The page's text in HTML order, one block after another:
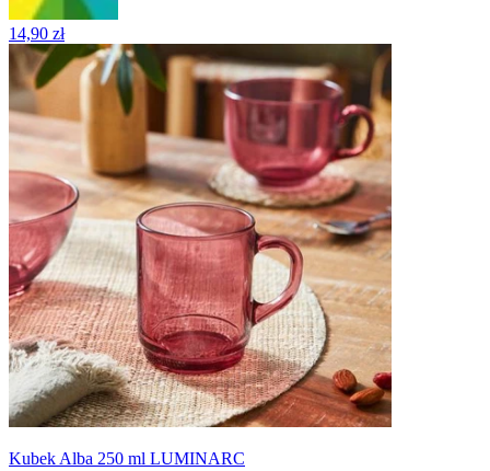
14,90 zł
Kubek Alba 250 ml LUMINARC